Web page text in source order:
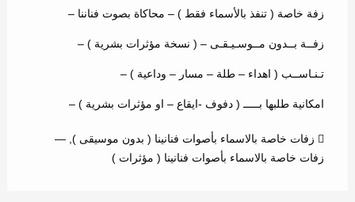
زفة خاصة ( تنفذ بالأسماء فقط ) – محاكاة بصوت فناننا –
زفــة بــدون مــوسـيـقـى – ( نسخة مؤثرات بشرية ) –
تـنـاســب ( اهداء – طلة – مسار – وداعية ) –
امكانية طلبها بـــــ ( دفوف -ايقاع – او مؤثرات بشرية ) –
زفات خاصة بالاسماء بأصوات فنانينا ( بدون موسيقى ),
—
زفات خاصة بالاسماء بأصوات فنانينا ( مؤثرات )